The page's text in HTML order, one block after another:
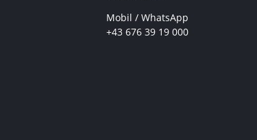
Mobil / WhatsApp
+43 676 39 19 000